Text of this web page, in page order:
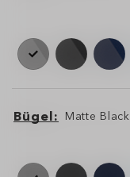
Bügel Matte Black